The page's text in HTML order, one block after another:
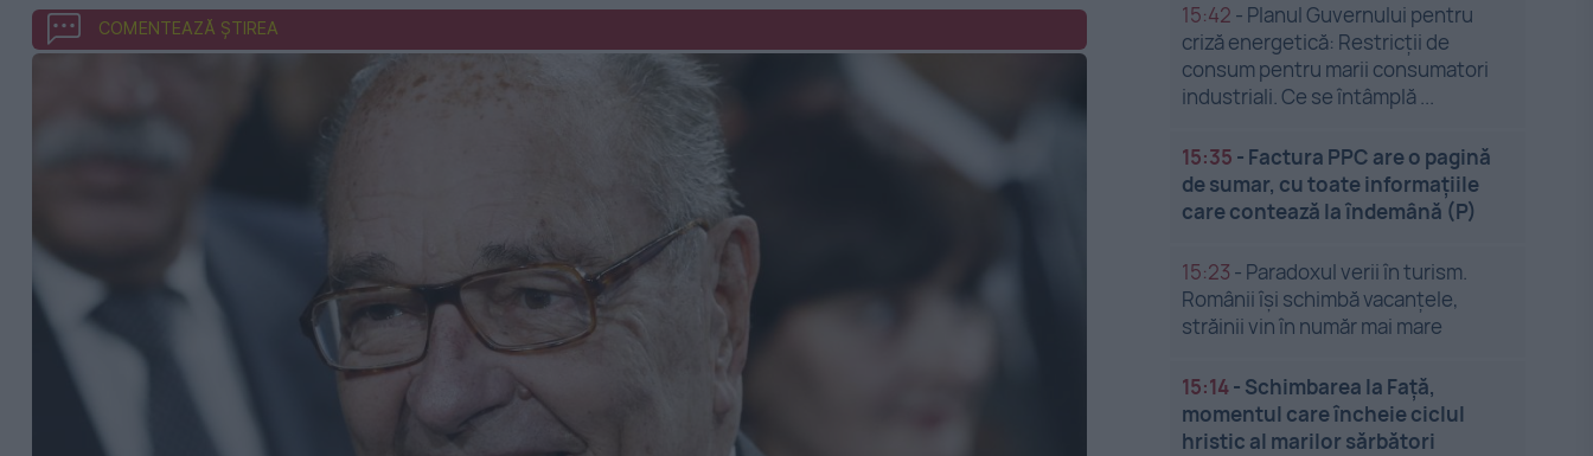
COMENTEAZĂ ȘTIREA 15:42 - Planul Guvernului pentru
criză energetică: Restricții de
consum pentru marii consumatori
industriali. Ce se întâmplă ...
15:35 - Factura PPC are o pagină
de sumar, cu toate informațiile
care contează la îndemână (P)
15:23 - Paradoxul verii în turism.
Românii își schimbă vacanțele,
străinii vin în număr mai mare
15:14- Schimbarea la Față,
momentul care încheie ciclul
hristic al marilor sărbători